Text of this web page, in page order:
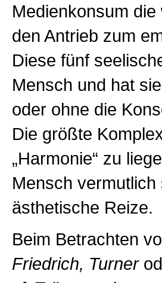
Medienkonsum
den Antrieb zum
Diese fünf
Mensch und hat
oder ohne die
Die größte
„Harmonie“ zu
Mensch
ästhetische Reize.
Beim Betrachten
Friedrich, Turner